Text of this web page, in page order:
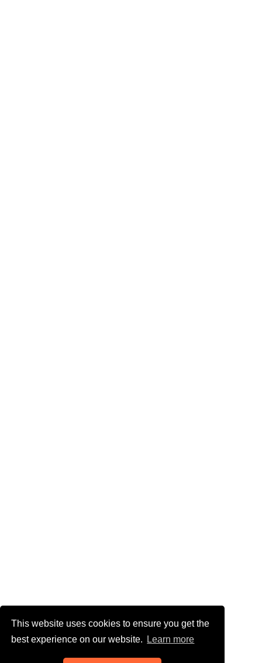
This website uses cookies to ensure you get the
best experience on our website.
Learn more